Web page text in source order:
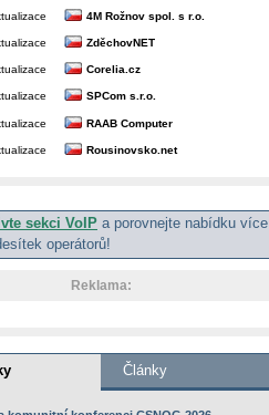
4M Rožnov spol. s r.o.
ZděchovNET
Corelia.cz
SPCom s.r.o.
RAAB Computer
Rousinovsko.net
sekci VoIP a porovnejte nabídku více
operátorů!
Reklama: